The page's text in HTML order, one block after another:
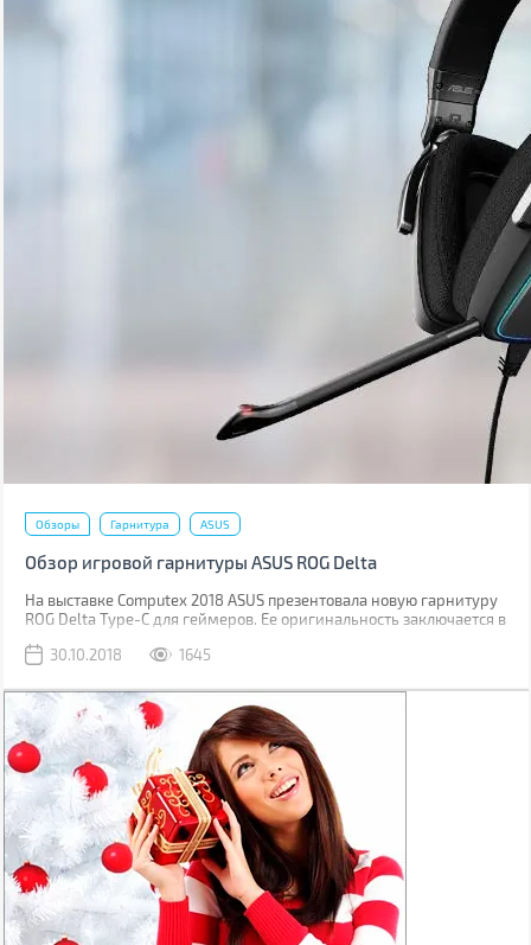
Обзоры Гарнитура ASUS
Обзор игровой гарнитуры ASUS ROG Delta
На выставке Computex 2018 ASUS презентовала новую гарнитуру
ROG Delta Type-C для геймеров. Ее оригинальность заключается в
преобразователе и радужной RGB подсветке. А подключается она
30.10.2018 1645